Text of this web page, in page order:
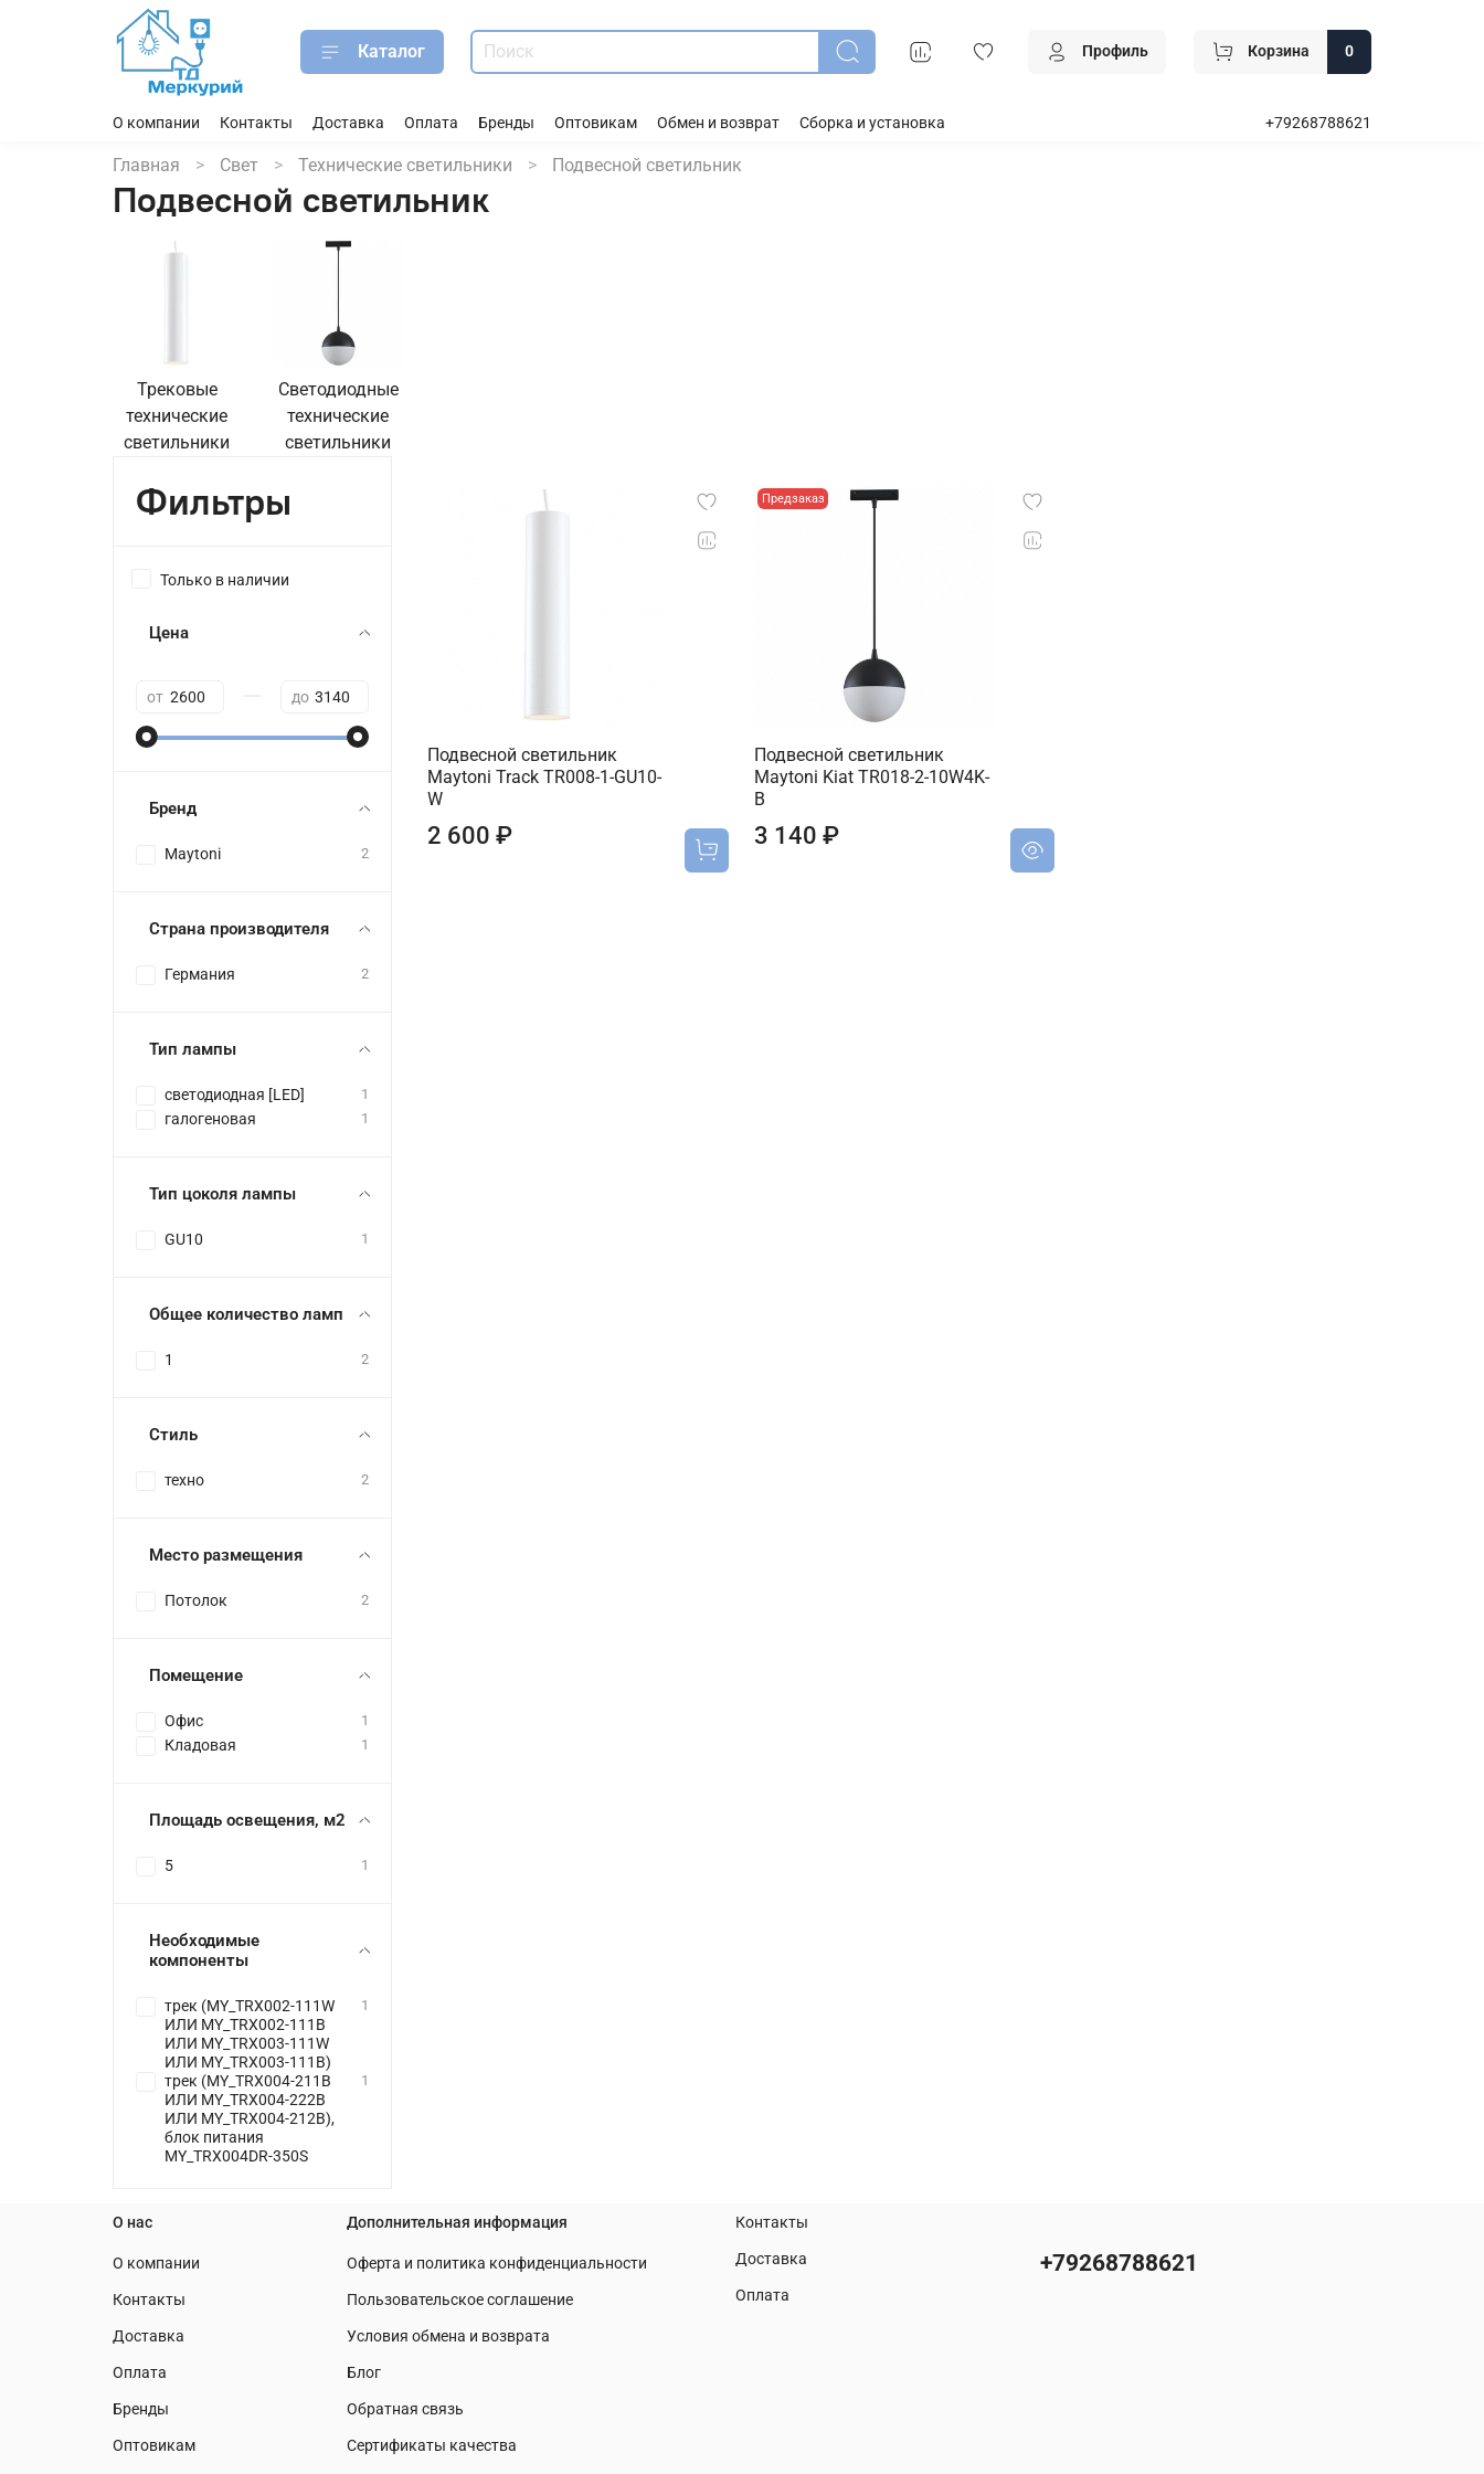
Каталог Профиль Корзина 0
О компании Контакты Доставка Оплата Бренды Оптовикам Обмен и возврат Сборка и установка +79268788621
Главная Свет Технические светильники Подвесной светильник
Подвесной светильник
Трековые
технические
светильники
Светодиодные
технические
светильники
Подвесной светильник
Maytoni Track TR008-1-GU10-
W
2 600 ₽
Предзаказ
Подвесной светильник
Maytoni Kiat TR018-2-10W4K-
B
3 140 ₽
Фильтры
Только в наличии
Цена
от до
Бренд
Maytoni 2
Страна производителя
Германия 2
Тип лампы
светодиодная [LED] 1
галогеновая 1
Тип цоколя лампы
GU10 1
Общее количество ламп
1 2
Стиль
техно 2
Место размещения
Потолок 2
Помещение
Офис 1
Кладовая 1
Площадь освещения, м2
5 1
Необходимые
компоненты
трек (MY_TRX002-111W
ИЛИ MY_TRX002-111B
ИЛИ MY_TRX003-111W
ИЛИ MY_TRX003-111B)
1
трек (MY_TRX004-211B
ИЛИ MY_TRX004-222B
ИЛИ MY_TRX004-212B),
блок питания
MY_TRX004DR-350S
1
О нас
О компании
Контакты
Доставка
Оплата
Бренды
Оптовикам
Дополнительная информация
Оферта и политика конфиденциальности
Пользовательское соглашение
Условия обмена и возврата
Блог
Обратная связь
Сертификаты качества
Контакты
Доставка
Оплата
+79268788621